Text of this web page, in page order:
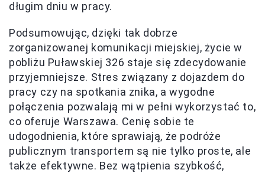
długim dniu w pracy.
Podsumowując, dzięki tak dobrze
zorganizowanej komunikacji miejskiej, życie w
pobliżu Puławskiej 326 staje się zdecydowanie
przyjemniejsze. Stres związany z dojazdem do
pracy czy na spotkania znika, a wygodne
połączenia pozwalają mi w pełni wykorzystać to,
co oferuje Warszawa. Cenię sobie te
udogodnienia, które sprawiają, że podróże
publicznym transportem są nie tylko proste, ale
także efektywne. Bez wątpienia szybkość,